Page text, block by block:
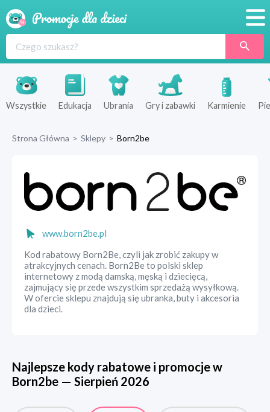
Produkty
Sklepy
Wszystkie Edukacja Ubrania Gry i zabawki Karmienie
Strona Główna > Sklepy > Born2be
www.born2be.pl
Kod rabatowy Born2Be, czyli jak zrobić zakupy w
atrakcyjnych cenach. Born2Be to polski sklep
internetowy z modą damską, męską i dziecięcą,
zajmujący się przede wszystkim sprzedażą wysyłkową.
W ofercie sklepu znajdują się ubranka, buty i akcesoria
dla dzieci.
Najlepsze kody rabatowe i promocje w
Born2be — Sierpień 2026